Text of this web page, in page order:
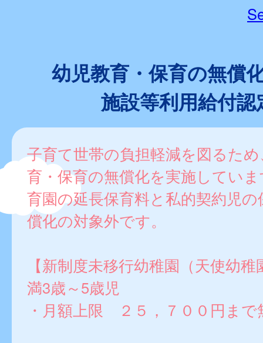
幼児教育・保育の無償
施設等利用給付認
子育て世帯の負担軽減を図るた
育・保育の無償化を実施してい
育園の延長保育料と私的契約児
償化の対象外です。
【新制度未移行幼稚園（天使幼
満3歳～5歳児
・月額上限 ２５，７００円まで